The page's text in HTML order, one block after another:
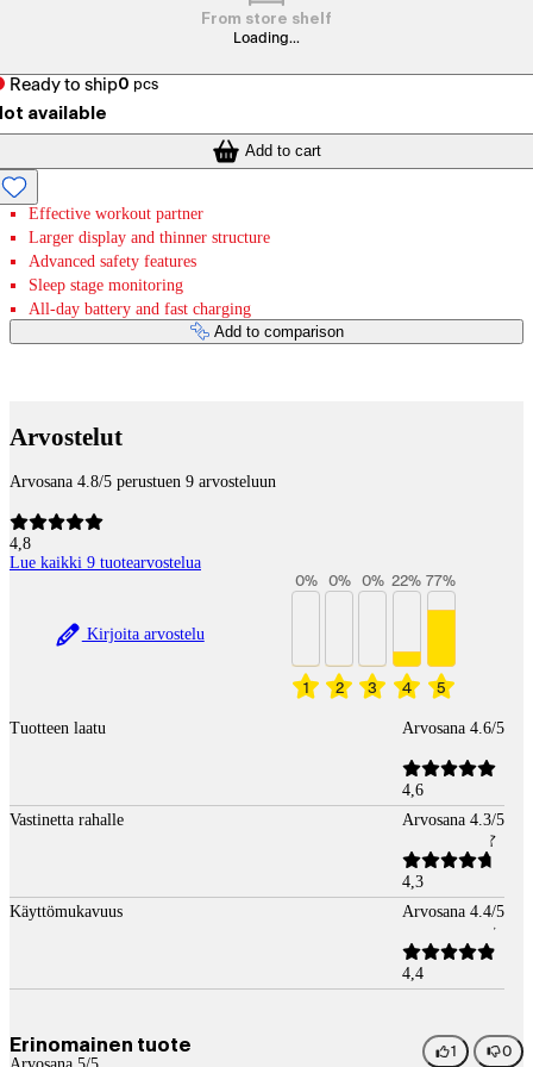
From store shelf
Loading...
Ready to ship0 pcs
available
Add to cart
Effective workout partner
Larger display and thinner structure
Advanced safety features
Sleep stage monitoring
All-day battery and fast charging
Add to comparison
Arvostelut
Arvosana 4.8/5 perustuen 9 arvosteluun
4,8
Lue kaikki 9 tuotearvostelua
Kirjoita arvostelu
1
0%
2
0%
3
0%
4
22%
5
77%
Tuotteen laatu Arvosana 4.6/5
4,6
Vastinetta rahalle
Arvosana 4.3/5
4,3
Käyttömukavuus
Arvosana 4.4/5
4,4
Erinomainen tuote 1 0